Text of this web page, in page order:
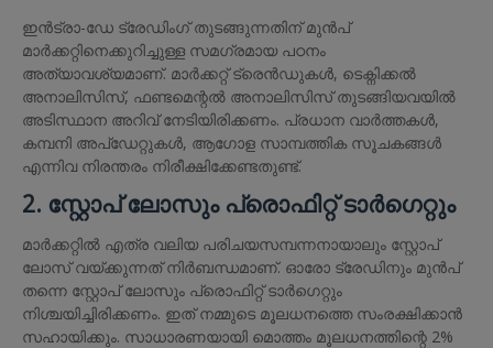
ഇൻട്രാ-ഡേ ട്രേഡിംഗ് തുടങ്ങുന്നതിന് മുൻപ്
മാർക്കറ്റിനെക്കുറിച്ചുള്ള സമഗ്രമായ പഠനം
അത്യാവശ്യമാണ്. മാർക്കറ്റ് ട്രെൻഡുകൾ, ടെക്നിക്കൽ
അനാലിസിസ്, ഫണ്ടമെന്റൽ അനാലിസിസ് തുടങ്ങിയവയിൽ
അടിസ്ഥാന അറിവ് നേടിയിരിക്കണം. പ്രധാന വാർത്തകൾ,
കമ്പനി അപ്ഡേറ്റുകൾ, ആഗോള സാമ്പത്തിക സൂചകങ്ങൾ
എന്നിവ നിരന്തരം നിരീക്ഷിക്കേണ്ടതുണ്ട്.
2. സ്റ്റോപ് ലോസും പ്രൊഫിറ്റ് ടാർഗെറ്റും
മാർക്കറ്റിൽ എത്ര വലിയ പരിചയസമ്പന്നനായാലും സ്റ്റോപ്
ലോസ് വയ്ക്കുന്നത് നിർബന്ധമാണ്. ഓരോ ട്രേഡിനും മുൻപ്
തന്നെ സ്റ്റോപ് ലോസും പ്രൊഫിറ്റ് ടാർഗെറ്റും
നിശ്ചയിച്ചിരിക്കണം. ഇത് നമ്മുടെ മൂലധനത്തെ സംരക്ഷിക്കാൻ
സഹായിക്കും. സാധാരണയായി മൊത്തം മൂലധനത്തിന്റെ 2%